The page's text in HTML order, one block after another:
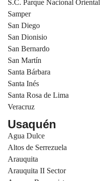
S.C. Parque Nacional Oriental
Samper
San Diego
San Dionisio
San Bernardo
San Martín
Santa Bárbara
Santa Inés
Santa Rosa de Lima
Veracruz
Usaquén
Agua Dulce
Altos de Serrezuela
Arauquita
Arauquita II Sector